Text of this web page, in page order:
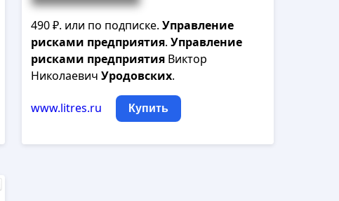
490 ₽. или по подписке.Управление
рисками предприятия.Управление
рисками предприятия Виктор
НиколаевичУродовских.
www.litres.ru Купить